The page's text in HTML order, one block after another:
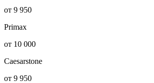
от 9 950
Primax
от 10 000
Caesarstone
от 9 950